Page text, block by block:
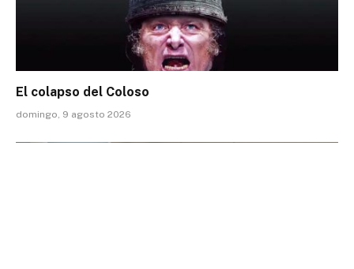
El colapso del Coloso
domingo, 9 agosto 2026